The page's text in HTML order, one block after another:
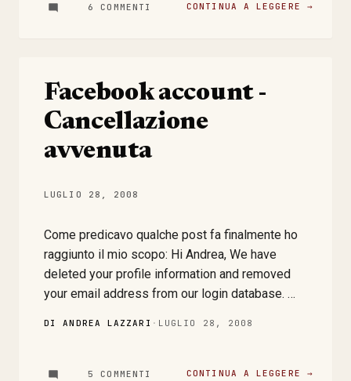
6 COMMENTI CONTINUA A LEGGERE →
Facebook account -
Cancellazione
avvenuta
LUGLIO 28, 2008
Come predicavo qualche post fa finalmente ho
raggiunto il mio scopo: Hi Andrea, We have
deleted your profile information and removed
your email address from our login database.
limitati alla cancellazione dei dati del mio profilo
DI ANDREA LAZZARI · LUGLIO 28, 2008
5 COMMENTI CONTINUA A LEGGERE →